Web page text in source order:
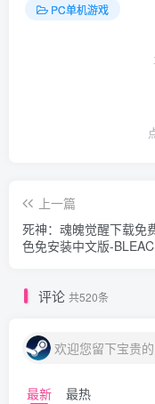
PC单机游戏
上一篇
死神：魂魄觉醒下载免
色免安装中文版-
评论 共520条
欢迎您留下宝贵的
最新 最热